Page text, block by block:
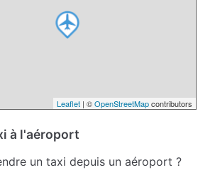
Leaflet| ©OpenStreetMapcontributors
à l'aéroport
un taxi depuis un aéroport ?